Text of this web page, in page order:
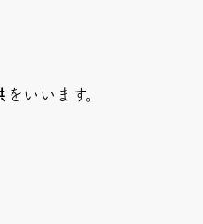
をいいます。